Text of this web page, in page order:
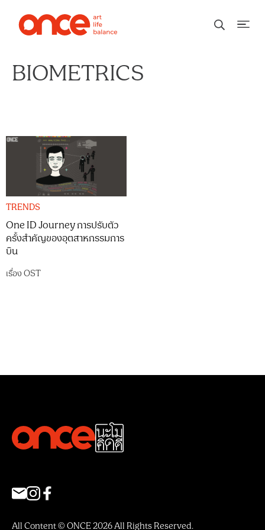
BIOMETRICS
TRENDS
One ID Journey การปรับตัว
ครั้งสำคัญของอุตสาหกรรมการ
บิน
เรื่องOST
All Content © ONCE 2026 All Rights Reserved.